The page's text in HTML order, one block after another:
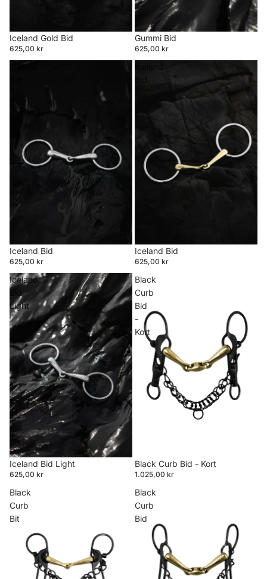
Iceland Gold Bid
625,00 kr
Gummi Bid
625,00 kr
Iceland
Iceland Bid
625,00 kr
Bid
Udsolgt
Iceland Bid
625,00 kr
Iceland
Bid
Light
Iceland Bid Light
625,00 kr
Black
Curb
Bid
-
Kort
Black Curb Bid - Kort
1.025,00 kr
Black
Curb
Bit
Black
Curb
Bid